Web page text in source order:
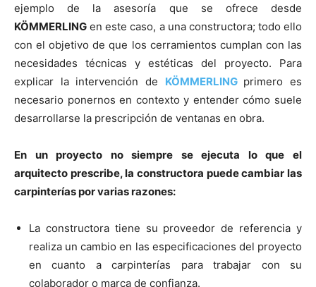
ejemplo de la asesoría que se ofrece desde
KÖMMERLING en este caso, a una constructora; todo ello
con el objetivo de que los cerramientos cumplan con las
necesidades técnicas y estéticas del proyecto. Para
explicar la intervención de KÖMMERLING primero es
necesario ponernos en contexto y entender cómo suele
desarrollarse la prescripción de ventanas en obra.
En un proyecto no siempre se ejecuta lo que el
arquitecto prescribe, la constructora puede cambiar las
carpinterías por varias razones:
La constructora tiene su proveedor de referencia y
realiza un cambio en las especificaciones del proyecto
en cuanto a carpinterías para trabajar con su
colaborador o marca de confianza.